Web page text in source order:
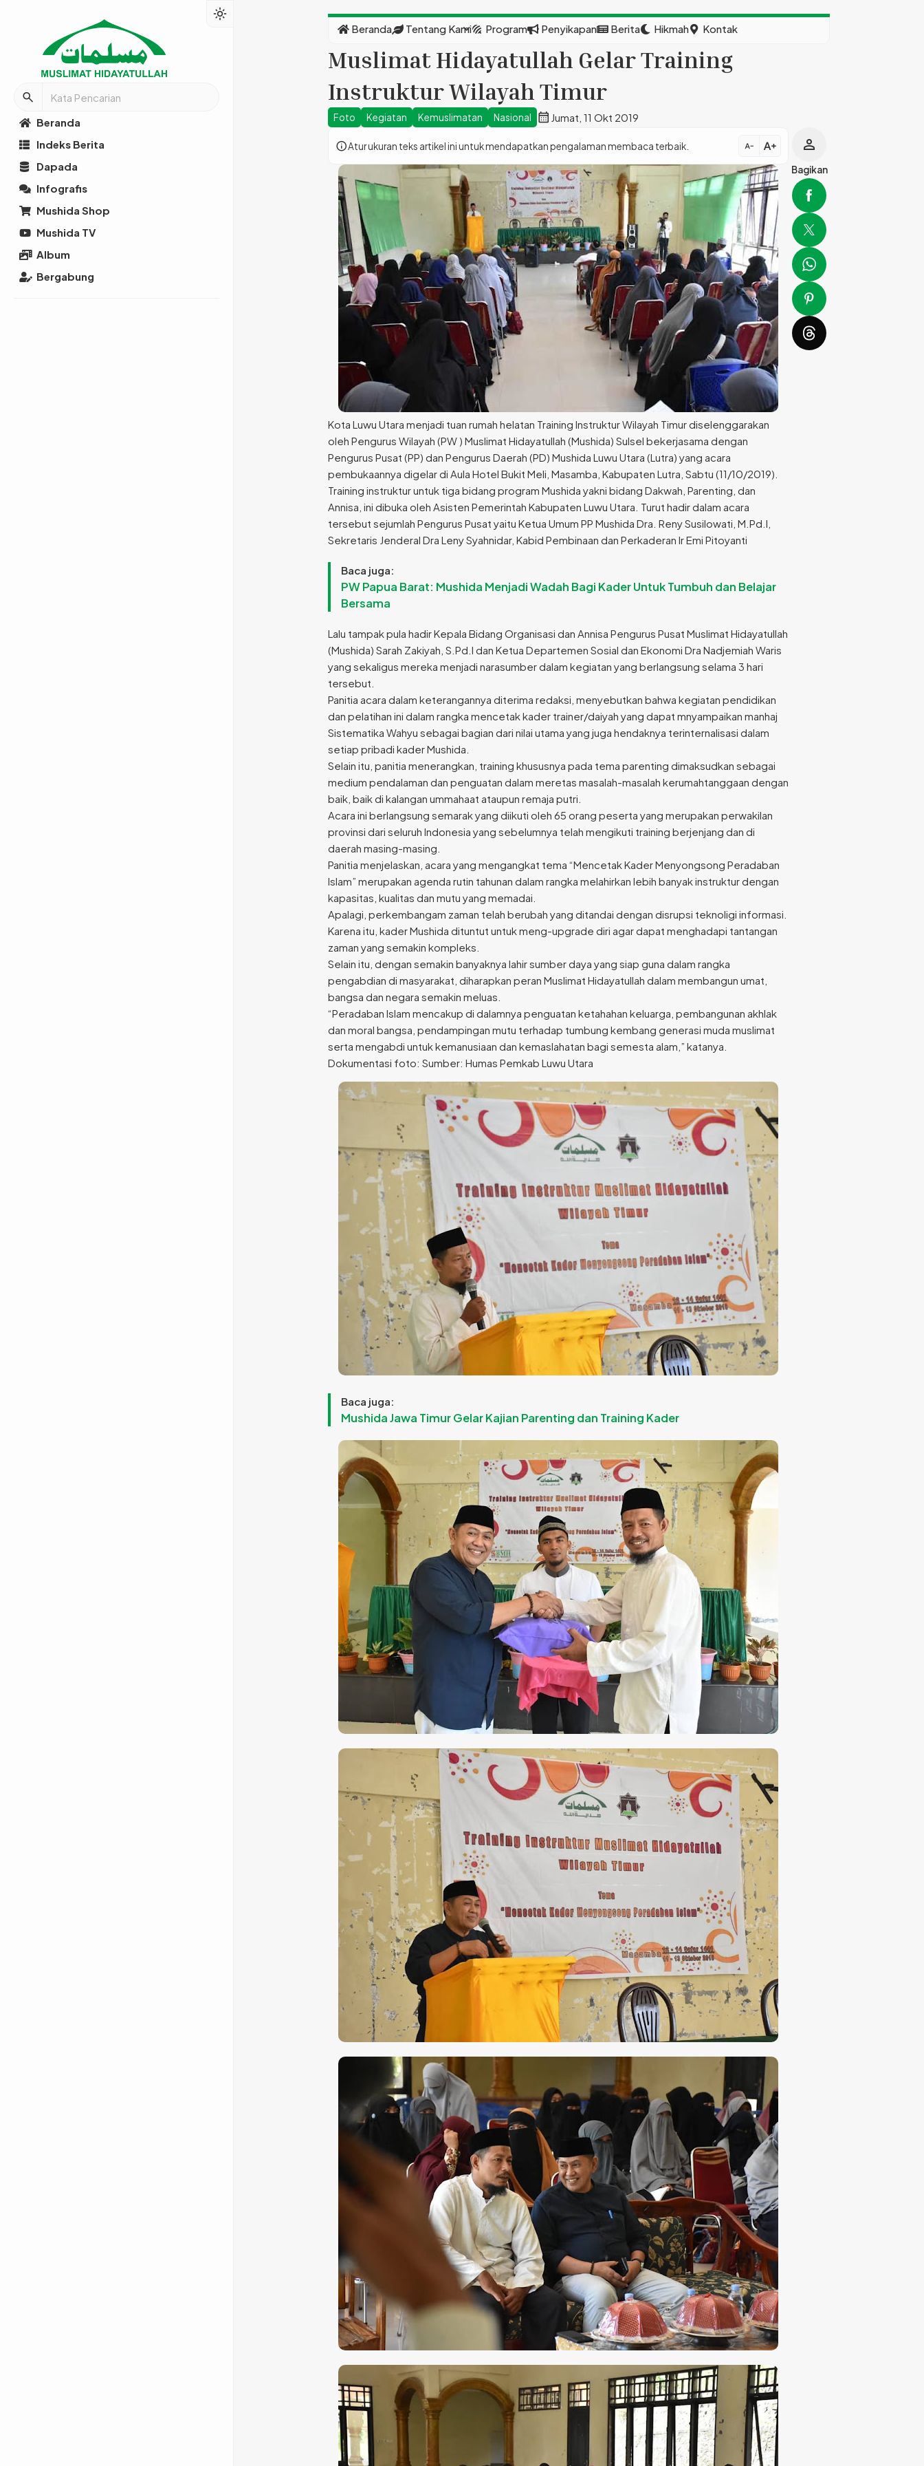
search
Beranda
Indeks Berita
Dapada
Infografis
Mushida Shop
Mushida TV
Album
Bergabung
light_mode
Beranda Tentang Kami
expand_more Program Penyikapan Berita Hikmah Kontak
Muslimat Hidayatullah Gelar Training
Instruktur Wilayah Timur
Foto Kegiatan Kemuslimatan Nasional calendar_month Jumat, 11 Okt 2019
infoAtur ukuran teks artikel ini untuk mendapatkan pengalaman membaca terbaik. text_decrease text_increase
Kota Luwu Utara menjadi tuan rumah helatan Training Instruktur Wilayah Timur diselenggarakan
oleh Pengurus Wilayah (PW ) Muslimat Hidayatullah (Mushida) Sulsel bekerjasama dengan
Pengurus Pusat (PP) dan Pengurus Daerah (PD) Mushida Luwu Utara (Lutra) yang acara
pembukaannya digelar di Aula Hotel Bukit Meli, Masamba, Kabupaten Lutra, Sabtu (11/10/2019).
Training instruktur untuk tiga bidang program Mushida yakni bidang Dakwah, Parenting, dan
Annisa, ini dibuka oleh Asisten Pemerintah Kabupaten Luwu Utara. Turut hadir dalam acara
tersebut sejumlah Pengurus Pusat yaitu Ketua Umum PP Mushida Dra. Reny Susilowati, M.Pd.I,
Sekretaris Jenderal Dra Leny Syahnidar, Kabid Pembinaan dan Perkaderan Ir Emi Pitoyanti
Baca juga:
PW Papua Barat: Mushida Menjadi Wadah Bagi Kader Untuk Tumbuh dan Belajar
Bersama
Lalu tampak pula hadir Kepala Bidang Organisasi dan Annisa Pengurus Pusat Muslimat Hidayatullah
(Mushida) Sarah Zakiyah, S.Pd.I dan Ketua Departemen Sosial dan Ekonomi Dra Nadjemiah Waris
yang sekaligus mereka menjadi narasumber dalam kegiatan yang berlangsung selama 3 hari
tersebut.
Panitia acara dalam keterangannya diterima redaksi, menyebutkan bahwa kegiatan pendidikan
dan pelatihan ini dalam rangka mencetak kader trainer/daiyah yang dapat mnyampaikan manhaj
Sistematika Wahyu sebagai bagian dari nilai utama yang juga hendaknya terinternalisasi dalam
setiap pribadi kader Mushida.
Selain itu, panitia menerangkan, training khususnya pada tema parenting dimaksudkan sebagai
medium pendalaman dan penguatan dalam meretas masalah-masalah kerumahtanggaan dengan
baik, baik di kalangan ummahaat ataupun remaja putri.
Acara ini berlangsung semarak yang diikuti oleh 65 orang peserta yang merupakan perwakilan
provinsi dari seluruh Indonesia yang sebelumnya telah mengikuti training berjenjang dan di
daerah masing-masing.
Panitia menjelaskan, acara yang mengangkat tema “Mencetak Kader Menyongsong Peradaban
Islam” merupakan agenda rutin tahunan dalam rangka melahirkan lebih banyak instruktur dengan
kapasitas, kualitas dan mutu yang memadai.
Apalagi, perkembangam zaman telah berubah yang ditandai dengan disrupsi teknoligi informasi.
Karena itu, kader Mushida dituntut untuk meng-upgrade diri agar dapat menghadapi tantangan
zaman yang semakin kompleks.
Selain itu, dengan semakin banyaknya lahir sumber daya yang siap guna dalam rangka
pengabdian di masyarakat, diharapkan peran Muslimat Hidayatullah dalam membangun umat,
bangsa dan negara semakin meluas.
“Peradaban Islam mencakup di dalamnya penguatan ketahahan keluarga, pembangunan akhlak
dan moral bangsa, pendampingan mutu terhadap tumbung kembang generasi muda muslimat
serta mengabdi untuk kemanusiaan dan kemaslahatan bagi semesta alam,” katanya.
Dokumentasi foto: Sumber: Humas Pemkab Luwu Utara
Baca juga:
Mushida Jawa Timur Gelar Kajian Parenting dan Training Kader
person
Bagikan